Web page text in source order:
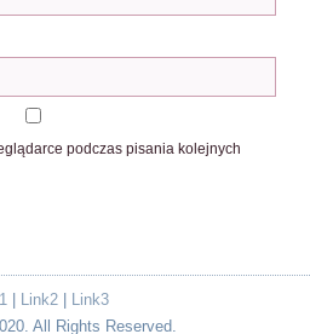
podczas pisania kolejnych
| Link2| Link3
All Rights Reserved.